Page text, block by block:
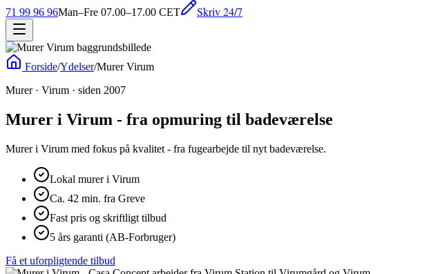
71 99 96 96Man–Fre 07.00–17.00 CET Skriv 24/7
Forside/Ydelser/Murer Virum
Murer · Virum · siden 2007
Murer i Virum - fra opmuring til badeværelse
Murer i Virum med fokus på kvalitet - fra fugearbejde til nyt badeværelse.
Lokal murer i Virum
Ca. 42 min. fra Greve
Fast pris og skriftligt tilbud
5 års garanti (AB-Forbruger)
Få et uforpligtende tilbud